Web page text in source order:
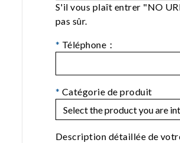
S'il vous plaît entrer "NO
pas sûr.
* Téléphone：
* Catégorie de produit
Description détaillée de